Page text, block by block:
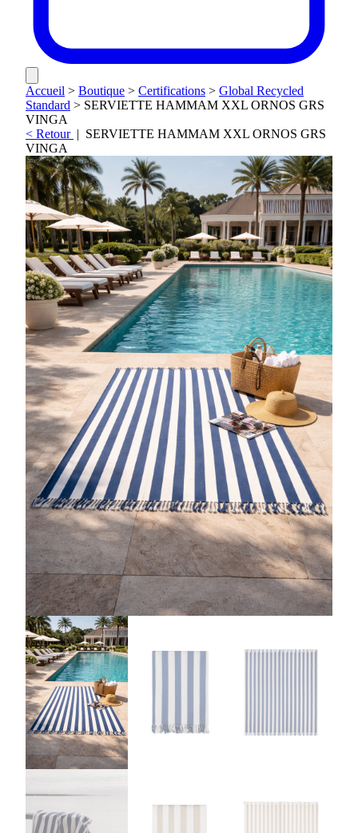
Accueil > Boutique > Certifications > Global Recycled
Standard > SERVIETTE HAMMAM XXL ORNOS GRS
VINGA
< Retour | SERVIETTE HAMMAM XXL ORNOS GRS
VINGA